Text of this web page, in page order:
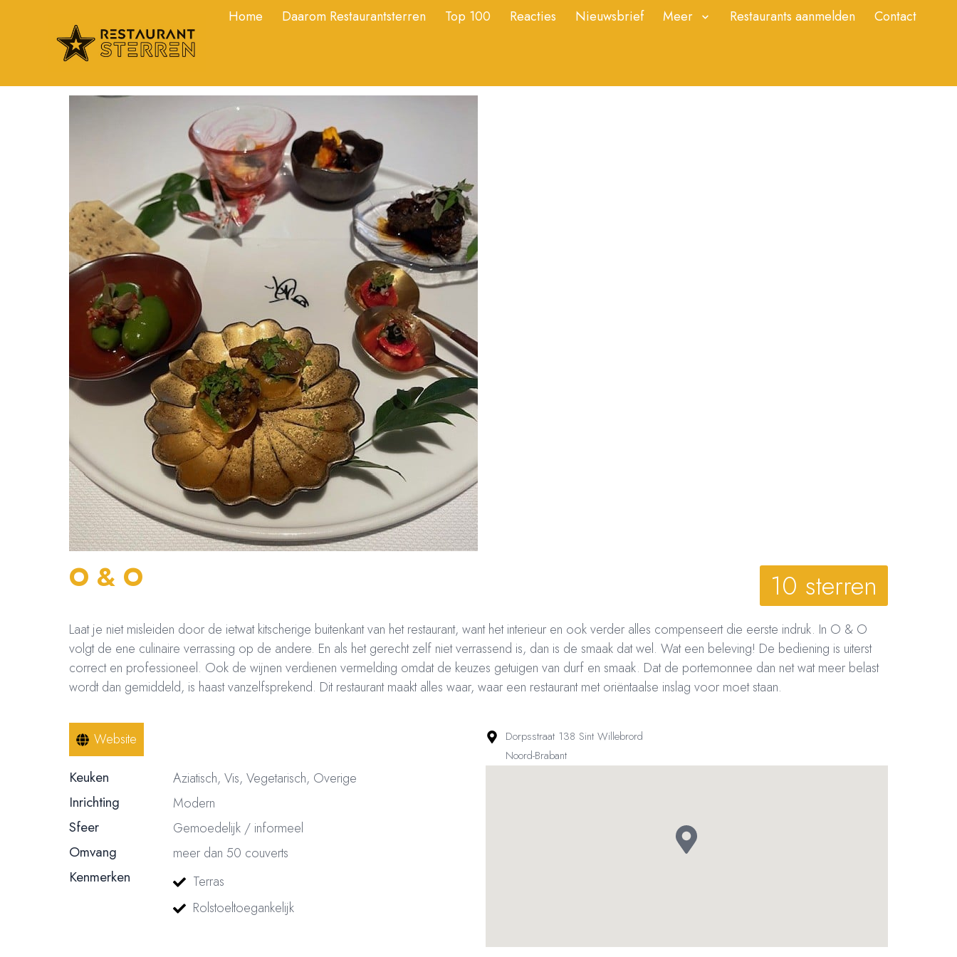
Home Daarom Restaurantsterren Top 100 Reacties Nieuwsbrief Meer Restaurants aanmelden Contact
O & O 10 sterren
Laat je niet misleiden door de ietwat kitscherige buitenkant van het restaurant, want het interieur en ook verder alles compenseert die eerste indruk. In O & O
volgt de ene culinaire verrassing op de andere. En als het gerecht zelf niet verrassend is, dan is de smaak dat wel. Wat een beleving! De bediening is uiterst
correct en professioneel. Ook de wijnen verdienen vermelding omdat de keuzes getuigen van durf en smaak. Dat de portemonnee dan net wat meer belast
wordt dan gemiddeld, is haast vanzelfsprekend. Dit restaurant maakt alles waar, waar een restaurant met oriëntaalse inslag voor moet staan.
Website
Keuken Aziatisch, Vis, Vegetarisch, Overige
Inrichting Modern
Sfeer Gemoedelijk / informeel
Omvang meer dan 50 couverts
Kenmerken
Terras
Rolstoeltoegankelijk
Dorpsstraat 138 Sint Willebrord
Noord-Brabant
© 2023, 2024, 2025, 2026 – Alle rechten voorbehouden/ All rights reserved – Restaurantsterren –